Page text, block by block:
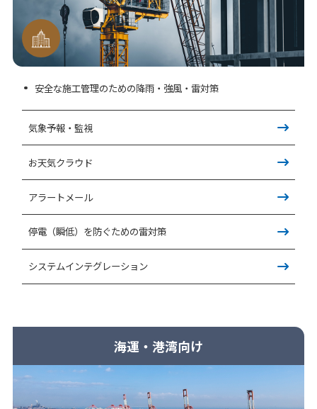
安全な施工管理のための降雨・強風・雷対策
気象予報・監視
お天気クラウド
アラートメール
停電（瞬低）を防ぐための雷対策
システムインテグレーション
海運・港湾向け